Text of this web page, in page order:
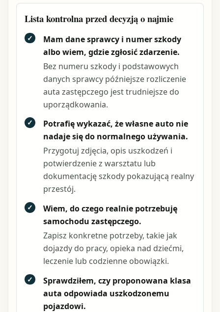
Lista kontrolna przed decyzją o najmie
✓
Mam dane sprawcy i numer szkody
albo wiem, gdzie zgłosić zdarzenie.
Bez numeru szkody i podstawowych
danych sprawcy późniejsze rozliczenie
auta zastępczego jest trudniejsze do
uporządkowania.
✓
Potrafię wykazać, że własne auto nie
nadaje się do normalnego używania.
Przygotuj zdjęcia, opis uszkodzeń i
potwierdzenie z warsztatu lub
dokumentację szkody pokazującą realny
przestój.
✓
Wiem, do czego realnie potrzebuję
samochodu zastępczego.
Zapisz konkretne potrzeby, takie jak
dojazdy do pracy, opieka nad dziećmi,
leczenie lub codzienne obowiązki.
✓
Sprawdziłem, czy proponowana klasa
auta odpowiada uszkodzonemu
pojazdowi.